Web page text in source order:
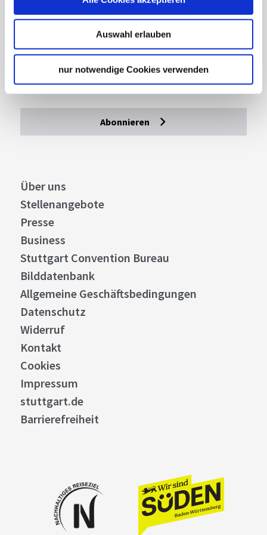
Auswahl erlauben
nur notwendige Cookies verwenden
Lassen Sie sich inspirieren!
Mit unserem Newsletter bleiben Sie zu Events,
Highlights und aktuellen Angeboten in
Stuttgart und Region immer up-to-date.
Abonnieren
Über uns
Stellenangebote
Presse
Business
Stuttgart Convention Bureau
Bilddatenbank
Allgemeine Geschäftsbedingungen
Datenschutz
Widerruf
Kontakt
Cookies
Impressum
stuttgart.de
Barrierefreiheit